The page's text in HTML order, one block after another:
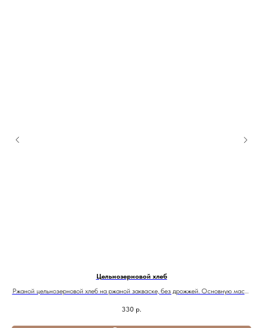
Цельнозерновой хлеб
Ржаной цельнозерновой хлеб на ржаной закваске, без дрожжей. Основную массу
тыквенные семечки, цельнозерновые ржаные и овсяные хлопья. Вкус и аромат
330 р.